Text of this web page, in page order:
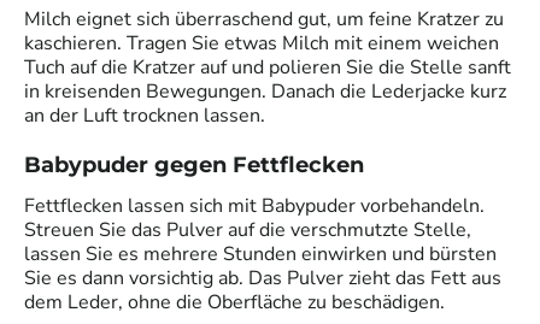
Milch eignet sich überraschend gut, um feine Kratzer zu
kaschieren. Tragen Sie etwas Milch mit einem weichen
Tuch auf die Kratzer auf und polieren Sie die Stelle sanft
in kreisenden Bewegungen. Danach die Lederjacke kurz
an der Luft trocknen lassen.
Babypuder gegen Fettflecken
Fettflecken lassen sich mit Babypuder vorbehandeln.
Streuen Sie das Pulver auf die verschmutzte Stelle,
lassen Sie es mehrere Stunden einwirken und bürsten
Sie es dann vorsichtig ab. Das Pulver zieht das Fett aus
dem Leder, ohne die Oberfläche zu beschädigen.